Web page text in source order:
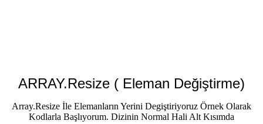
ARRAY.Resize ( Eleman Değiştirme)
Array.Resize İle Elemanların Yerini Degiştiriyoruz Örnek Olarak
Kodlarla Başlıyorum. Dizinin Normal Hali Alt Kısımda